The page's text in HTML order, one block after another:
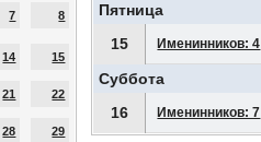
7 8
14 15
21 22
28 29
Пятница
15
Именинников: 4
Суббота
16
Именинников: 7